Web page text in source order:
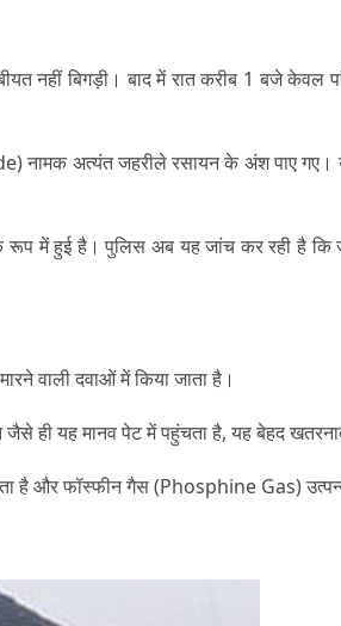
नहीं बिगड़ी। बाद में रात करीब 1 बजे
नामक अत्यंत जहरीले रसायन के अंश पाए गए।
में हुई है। पुलिस अब यह जांच कर रही है कि
वाली दवाओं में किया जाता है।
जैसे ही यह मानव पेट में पहुंचता है, यह बेहद
है औरफॉस्फीन गैस (Phosphine Gas)